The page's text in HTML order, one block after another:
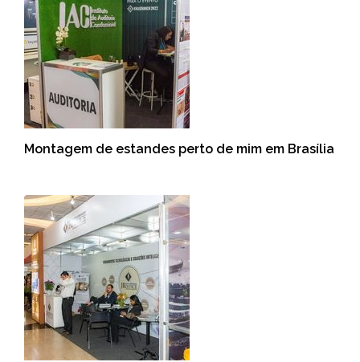
Montagem de estandes perto de mim em Brasília